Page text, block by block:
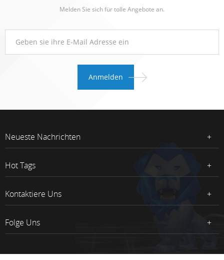
Melden Sie sich für tolle Angebote an.
Neueste Nachrichten
Hot Tags
Kontaktiere Uns
Folge Uns